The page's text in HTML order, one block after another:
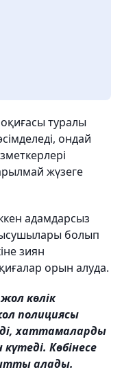
туралы
ондай
жүзеге
адамдарсыз
болып
зиян
орын алуда.
көлік
полициясы
хаттамаларды
Көбінесе
алады.